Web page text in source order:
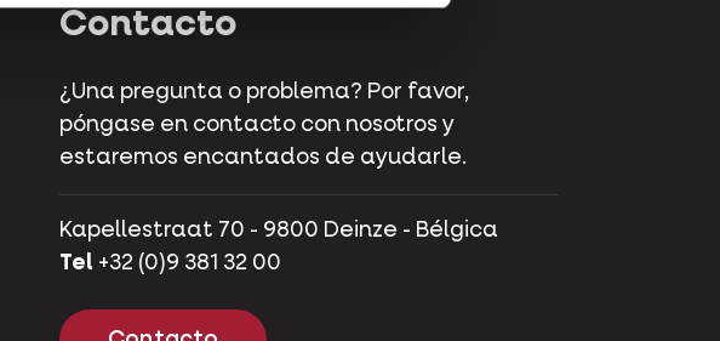
Contacto
¿Una pregunta o problema? Por favor,
póngase en contacto con nosotros y
estaremos encantados de ayudarle.
Kapellestraat 70 - 9800 Deinze - Bélgica
Tel +32 (0)9 381 32 00